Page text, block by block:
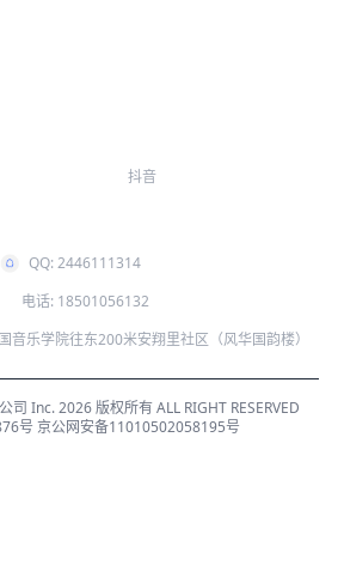
抖音
QQ: 2446111314
电话: 18501056132
音乐学院往东200米安翔里社区（风华国韵楼）
司 Inc. 2026 版权所有 ALL RIGHT RESERVED
号 京公网安备11010502058195号